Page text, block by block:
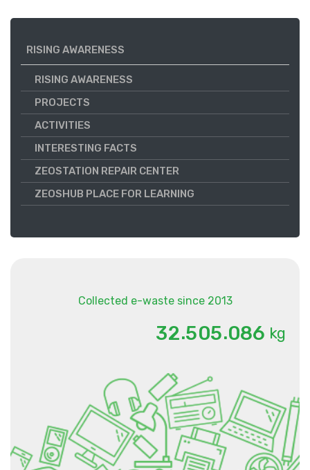
RISING AWARENESS
RISING AWARENESS
PROJECTS
ACTIVITIES
INTERESTING FACTS
ZEOSTATION REPAIR CENTER
ZEOSHUB PLACE FOR LEARNING
Collected e-waste since 2013
32.505.086 kg